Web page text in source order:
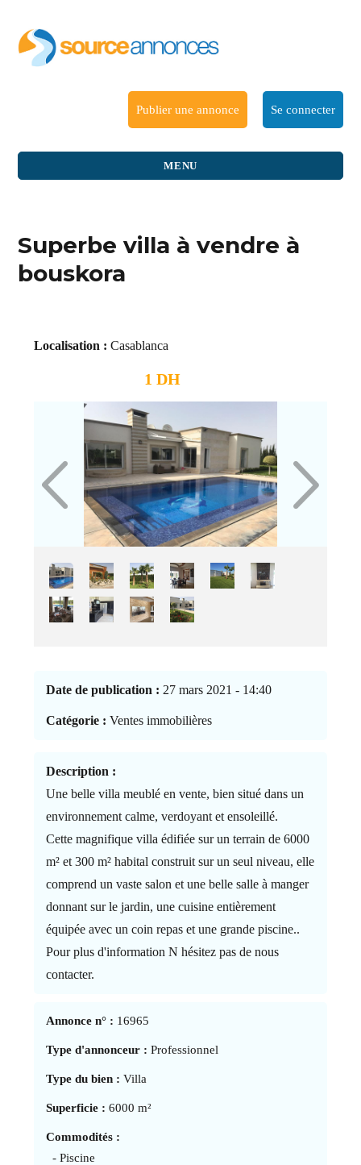
Publier une annonce Se connecter
MENU
Superbe villa à vendre à
bouskora
Localisation : Casablanca
1 DH
Date de publication : 27 mars 2021 - 14:40
Catégorie : Ventes immobilières
Description :
Une belle villa meublé en vente, bien situé dans un
environnement calme, verdoyant et ensoleillé.
Cette magnifique villa édifiée sur un terrain de 6000
m² et 300 m² habital construit sur un seul niveau, elle
comprend un vaste salon et une belle salle à manger
donnant sur le jardin, une cuisine entièrement
équipée avec un coin repas et une grande piscine..
Pour plus d'information N hésitez pas de nous
contacter.
Annonce n° : 16965
Type d'annonceur : Professionnel
Type du bien : Villa
Superficie : 6000 m²
Commodités :
- Piscine